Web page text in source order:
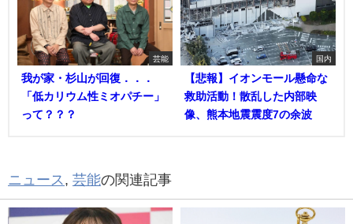
芸能
我が家・杉山が回復．．．
「低カリウム性ミオパチー」
って？？？
国内
【悲報】イオンモール懸命な
救助活動！散乱した内部映
像、熊本地震震度7の余波
ニュース , 芸能の関連記事